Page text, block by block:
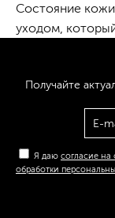
Состояние
уходом,
Получайте
Я даю согласие на
обработки